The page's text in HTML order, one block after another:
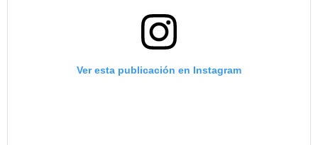
Ver esta publicación en Instagram